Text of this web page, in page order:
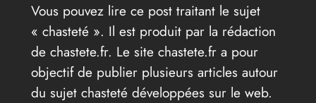
Vous pouvez lire ce post traitant le sujet
« chasteté ». Il est produit par la rédaction
de chastete.fr. Le site chastete.fr a pour
objectif de publier plusieurs articles autour
du sujet chasteté développées sur le web.